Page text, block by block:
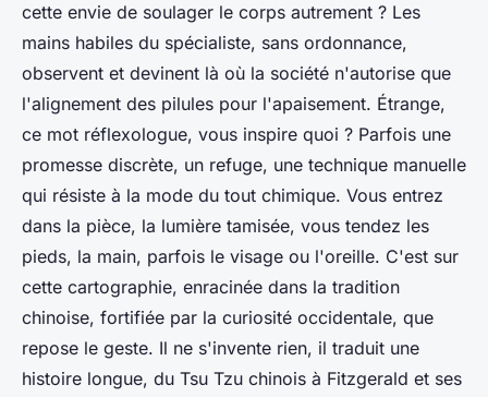
cette envie de soulager le corps autrement ? Les
mains habiles du spécialiste, sans ordonnance,
observent et devinent là où la société n'autorise que
l'alignement des pilules pour l'apaisement. Étrange,
ce mot réflexologue, vous inspire quoi ? Parfois une
promesse discrète, un refuge, une technique manuelle
qui résiste à la mode du tout chimique. Vous entrez
dans la pièce, la lumière tamisée, vous tendez les
pieds, la main, parfois le visage ou l'oreille. C'est sur
cette cartographie, enracinée dans la tradition
chinoise, fortifiée par la curiosité occidentale, que
repose le geste. Il ne s'invente rien, il traduit une
histoire longue, du Tsu Tzu chinois à Fitzgerald et ses